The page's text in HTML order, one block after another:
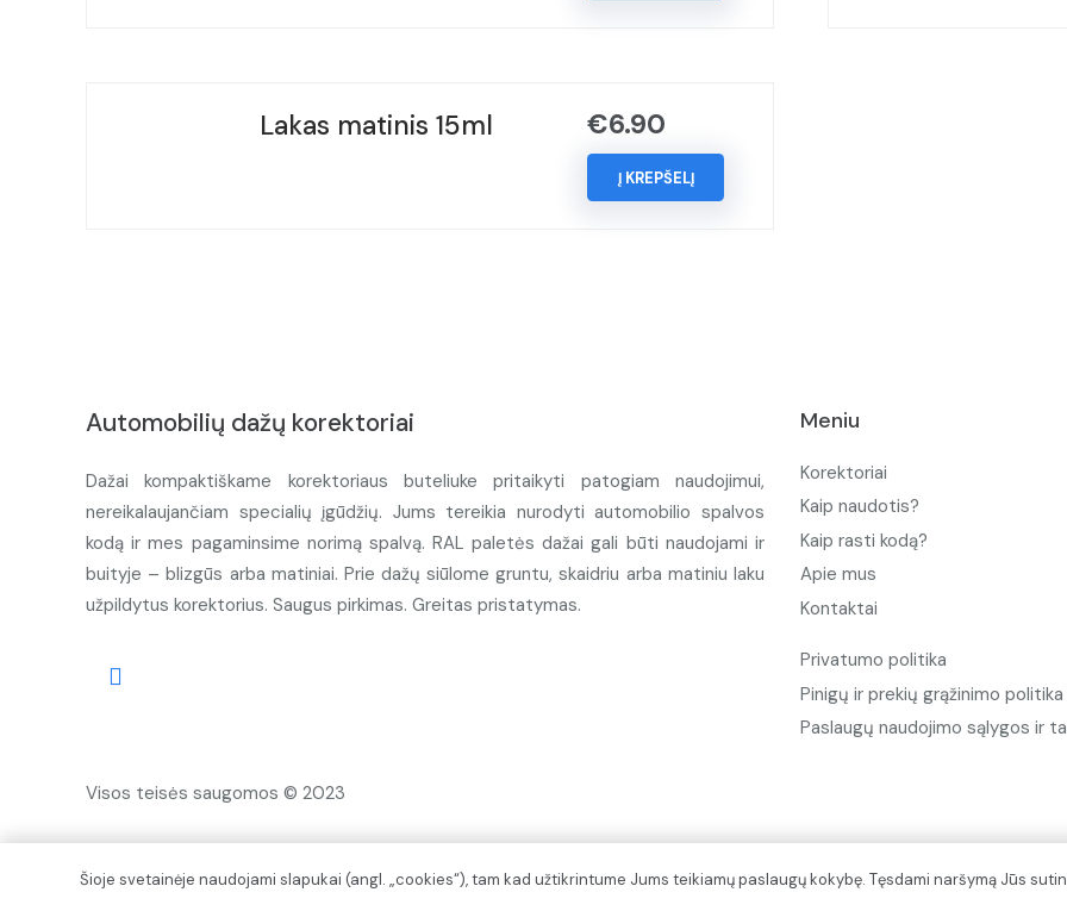
Lakas matinis 15ml €6.90
Į KREPŠELĮ
Automobilių dažų korektoriai
Dažai kompaktiškame korektoriaus buteliuke pritaikyti patogiam naudojimui,
nereikalaujančiam specialių įgūdžių. Jums tereikia nurodyti automobilio spalvos
kodą ir mes pagaminsime norimą spalvą. RAL paletės dažai gali būti naudojami ir
buityje – blizgūs arba matiniai. Prie dažų siūlome gruntu, skaidriu arba matiniu laku
užpildytus korektorius. Saugus pirkimas. Greitas pristatymas.
Visos teisės saugomos © 2023
Meniu
Korektoriai
Kaip naudotis?
Kaip rasti kodą?
Apie mus
Kontaktai
Privatumo politika
Pinigų ir prekių grąžinimo politika
Paslaugų naudojimo sąlygos ir
Šioje svetainėje naudojami slapukai (angl. „cookies“), tam kad užtikrintume Jums teikiamų paslaugų kokybę. Tęsdami naršymą Jūs